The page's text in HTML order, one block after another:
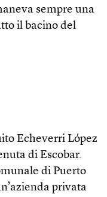
sempre una
il bacino del
Echeverri López
di Escobar.
di Puerto
privata